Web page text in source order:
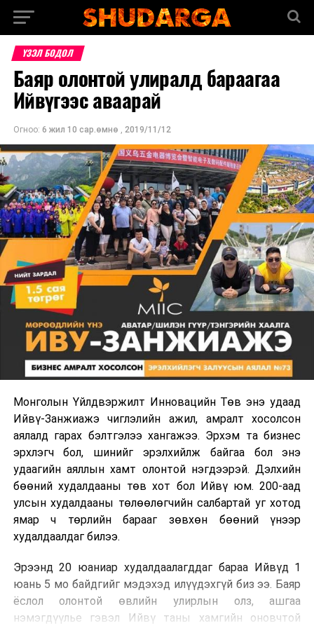
ҮЗЭЛ БОДОЛ
Баяр олонтой улиралд бараагаа
Ийвүгээс аваарай
Огноо: 6 жил 10 сар.өмнө , 2019/11/12
Монголын Үйлдвэржилт Инновацийн Төв энэ удаад
Ийвү-Занжиажэ чиглэлийн ажил, амралт хосолсон
аялалд гарах бэлтгэлээ хангажээ. Эрхэм та бизнес
эрхлэгч бол, шинийг эрэлхийлж байгаа бол энэ
удаагийн аяллын хамт олонтой нэгдээрэй. Дэлхийн
бөөний худалдааны төв хот бол Ийвү юм. 200-аад
улсын худалдааны төлөөлөгчийн салбартай уг хотод
ямар ч төрлийн барааг зөвхөн бөөний үнээр
худалдаалдаг билээ.
Эрээнд 20 юаниар худалдаалагддаг бараа Ийвүд 1
юань 5 мо байдгийг мэдэхэд илүүдэхгүй биз ээ. Баяр
ёслол олонтой өвлийн улирлын олз, ашгаа
нэмэгдүүлье гэвэл Ийвү таны хамгийн оновчтой